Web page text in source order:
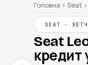
Головна › Seat ›
SEAT ·
Seat
кредит